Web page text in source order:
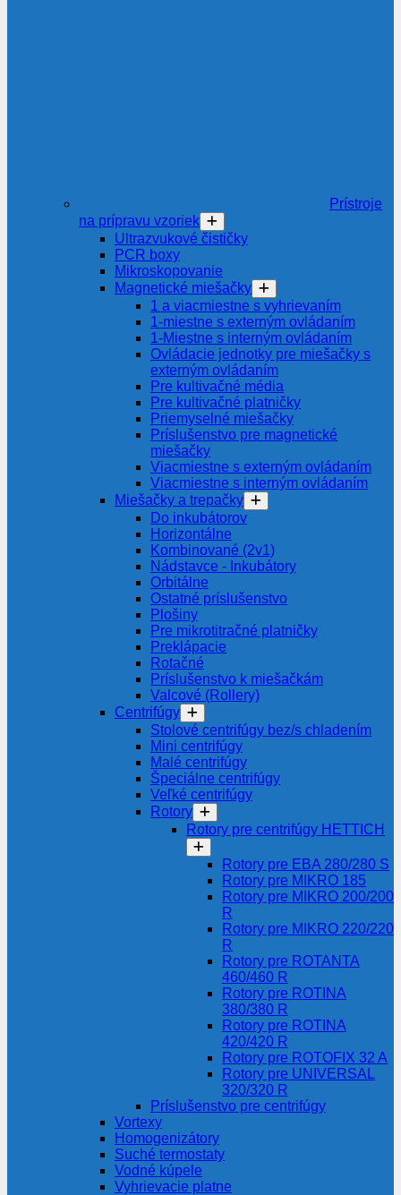
Prístroje
na prípravu vzoriek
Ultrazvukové čističky
PCR boxy
Mikroskopovanie
Magnetické miešačky
1 a viacmiestne s vyhrievaním
1-miestne s externým ovládaním
1-Miestne s interným ovládaním
Ovládacie jednotky pre miešačky s
externým ovládaním
Pre kultivačné média
Pre kultivačné platničky
Priemyselné miešačky
Príslušenstvo pre magnetické
miešačky
Viacmiestne s externým ovládaním
Viacmiestne s interným ovládaním
Miešačky a trepačky
Do inkubátorov
Horizontálne
Kombinované (2v1)
Nádstavce - Inkubátory
Orbitálne
Ostatné príslušenstvo
Plošiny
Pre mikrotitračné platničky
Preklápacie
Rotačné
Príslušenstvo k miešačkám
Valcové (Rollery)
Centrifúgy
Stolové centrifúgy bez/s chladením
Mini centrifúgy
Malé centrifúgy
Špeciálne centrifúgy
Veľké centrifúgy
Rotory
Rotory pre centrifúgy HETTICH
Rotory pre EBA 280/280 S
Rotory pre MIKRO 185
Rotory pre MIKRO 200/200
R
Rotory pre MIKRO 220/220
R
Rotory pre ROTANTA
460/460 R
Rotory pre ROTINA
380/380 R
Rotory pre ROTINA
420/420 R
Rotory pre ROTOFIX 32 A
Rotory pre UNIVERSAL
320/320 R
Príslušenstvo pre centrifúgy
Vortexy
Homogenizátory
Suché termostaty
Vodné kúpele
Vyhrievacie platne